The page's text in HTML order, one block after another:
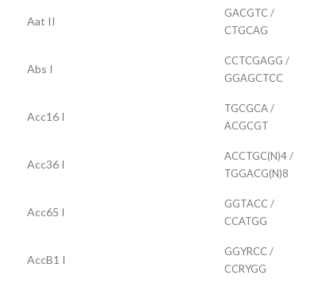
Aat II
GACGTC /
CTGCAG
Abs I
CCTCGAGG /
GGAGCTCC
Acc16 I
TGCGCA /
ACGCGT
Acc36 I
ACCTGC(N)4 /
TGGACG(N)8
Acc65 I
GGTACC /
CCATGG
AccB1 I
GGYRCC /
CCRYGG